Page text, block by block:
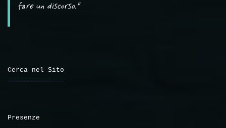
fare un discorso."
Cerca nel Sito
Presenze